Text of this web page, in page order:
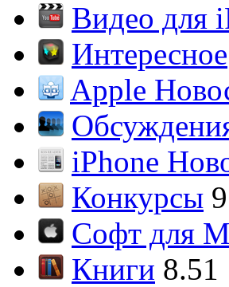
Видео для
Интересное
Apple
iPhone
Конкурсы
Софт для
Книги 8.51